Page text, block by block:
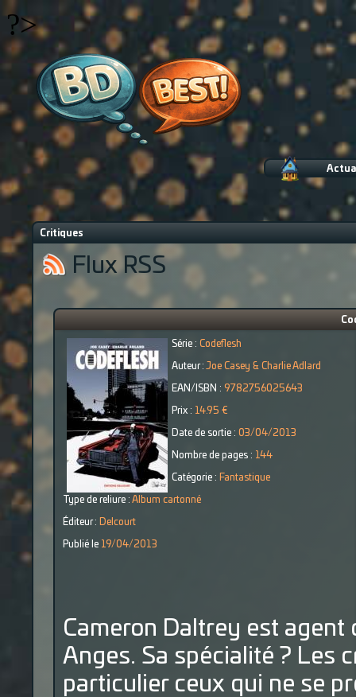
?>
Critiques
Flux RSS
Série : Codeflesh
Auteur : Joe Casey & Charlie Adlard
EAN/ISBN : 9782756025643
Prix : 14.95 €
Date de sortie : 03/04/2013
Nombre de pages : 144
Catégorie : Fantastique
Type de reliure : Album cartonné
Éditeur : Delcourt
Publié le 19/04/2013
Cameron Daltrey est agent
Anges. Sa spécialité ? Les
particulier ceux qui ne se